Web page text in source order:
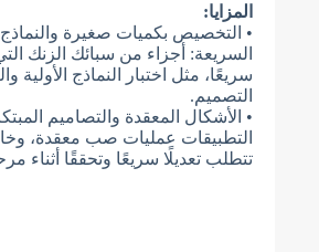
المزايا:
• التخصيص بكميات صغيرة والنماذج
السريعة: أجزاء من سبائك الزنك
سريعًا، مثل اختبار النماذج الأولية
التصميم.
• الأشكال المعقدة والتصاميم
التطبيقات عمليات صب معقدة،
تتطلب تعديلًا سريعًا وتحققًا أثناء